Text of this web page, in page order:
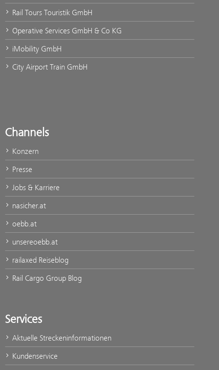
Rail Tours Touristik GmbH
Operative Services GmbH & Co KG
iMobility GmbH
City Airport Train GmbH
Channels
Konzern
Presse
Jobs & Karriere
nasicher.at
oebb.at
unsereoebb.at
railaxed Reiseblog
Rail Cargo Group Blog
Services
Aktuelle Streckeninformationen
Kundenservice